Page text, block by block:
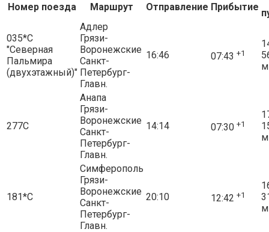
Номер поезда Маршрут Отправление Прибытие
035*С
"Северная
Пальмира
(двухэтажный)"
Адлер
Грязи-
Воронежские
Санкт-
Петербург-
Главн.
16:46 07:43 +1
277С
Анапа
Грязи-
Воронежские
Санкт-
Петербург-
Главн.
14:14 07:30 +1
181*С
Симферополь
Грязи-
Воронежские
Санкт-
Петербург-
Главн.
20:10 12:42 +1